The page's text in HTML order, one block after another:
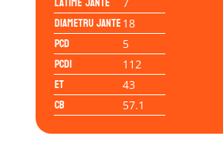
Diametru jante18
PCD 5
PCD1 112
ET 43
CB 57.1